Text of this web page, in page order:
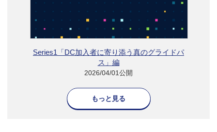
Series1「DC加入者に寄り添う真のグライドパ
ス」編
2026/04/01公開
もっと見る